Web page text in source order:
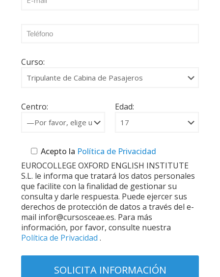
Curso:
Centro: Edad:
Acepto la Política de Privacidad
EUROCOLLEGE OXFORD ENGLISH INSTITUTE
S.L. le informa que tratará los datos personales
que facilite con la finalidad de gestionar su
consulta y darle respuesta. Puede ejercer sus
derechos de protección de datos a través del e-
mail infor@cursosceae.es. Para más
información, por favor, consulte nuestra
Política de Privacidad .